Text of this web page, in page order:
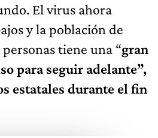
El virus ahora
y la población de
tiene una “gran
para seguir adelante”,
estatales durante el fin